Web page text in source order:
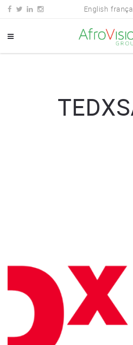
English